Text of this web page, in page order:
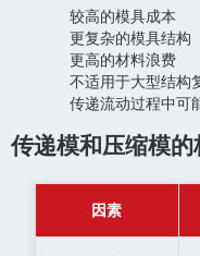
较高的模具成本
更复杂的模具结构
更高的材料浪费
不适用于大型结构
传递流动过程中可
传递模和压缩模的
因素